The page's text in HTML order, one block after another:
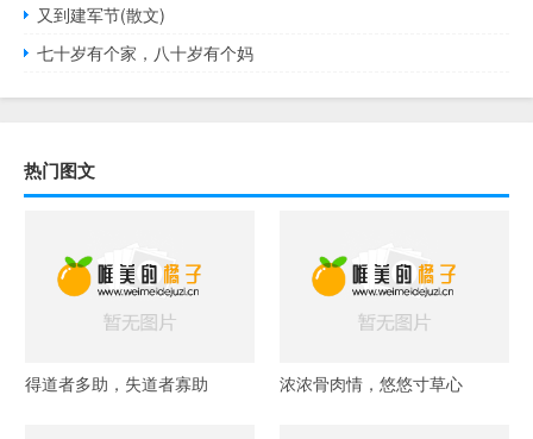
又到建军节(散文)
七十岁有个家，八十岁有个妈
热门图文
得道者多助，失道者寡助 浓浓骨肉情，悠悠寸草心